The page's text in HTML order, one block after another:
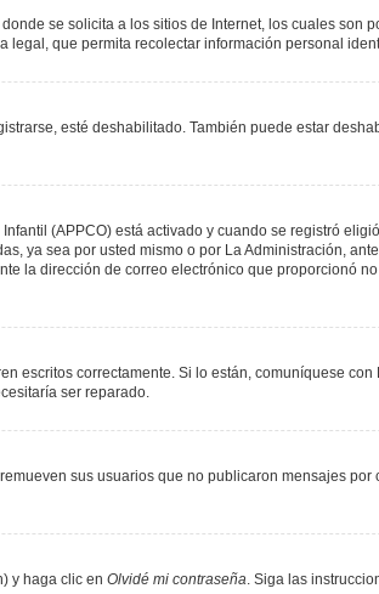
se solicita a los sitios de Internet, los cuales son
que permita recolectar información personal
esté deshabilitado. También puede estar
(APPCO) está activado y cuando se registró
ya sea por usted mismo o por La Administración,
la dirección de correo electrónico que proporcionó
escritos correctamente. Si lo están, comuníquese
ser reparado.
sus usuarios que no publicaron mensajes
y haga clic en Olvidé mi contraseña. Siga las